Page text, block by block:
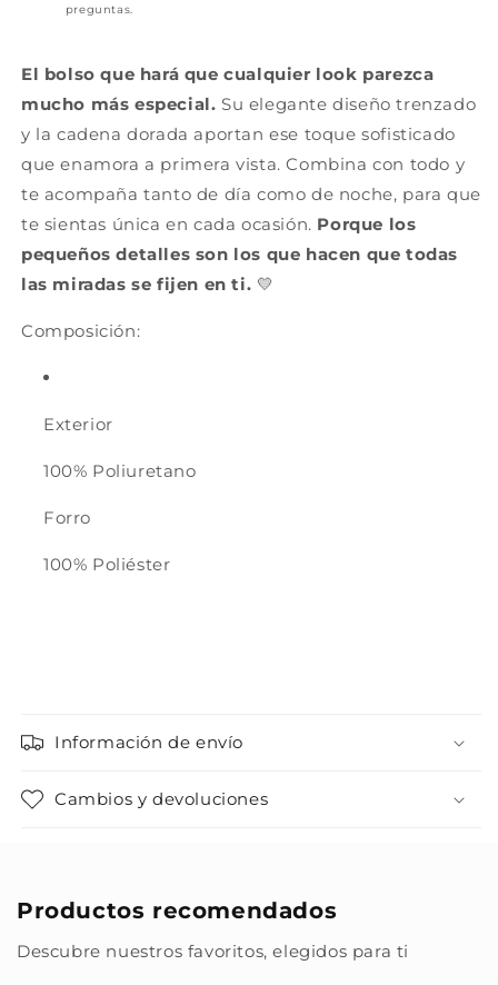
preguntas.
El bolso que hará que cualquier look parezca
mucho más especial. Su elegante diseño trenzado
y la cadena dorada aportan ese toque sofisticado
que enamora a primera vista. Combina con todo y
te acompaña tanto de día como de noche, para que
te sientas única en cada ocasión. Porque los
pequeños detalles son los que hacen que todas
las miradas se fijen en ti. 💛
Composición:
Exterior
100% Poliuretano
Forro
100% Poliéster
Información de envío
Cambios y devoluciones
Productos recomendados
Descubre nuestros favoritos, elegidos para ti